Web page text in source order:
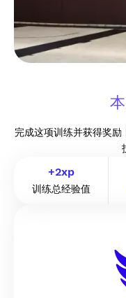
完成这项训练并获得奖
+2xp
训练总经验值